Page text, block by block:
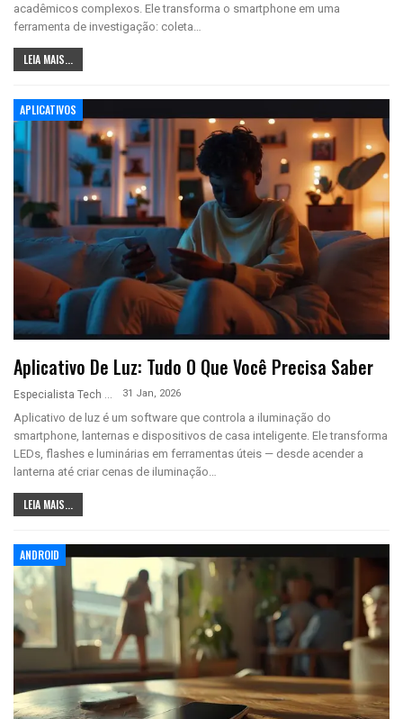
acadêmicos complexos. Ele transforma o smartphone em uma
ferramenta de investigação: coleta…
LEIA MAIS...
APLICATIVOS
Aplicativo De Luz: Tudo O Que Você Precisa Saber
Especialista Tech 31 Jan, 2026
Aplicativo de luz é um software que controla a iluminação do
smartphone, lanternas e dispositivos de casa inteligente. Ele transforma
LEDs, flashes e luminárias em ferramentas úteis — desde acender a
lanterna até criar cenas de iluminação…
LEIA MAIS...
ANDROID